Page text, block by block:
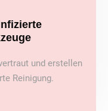
und erstellen
Reinigung.